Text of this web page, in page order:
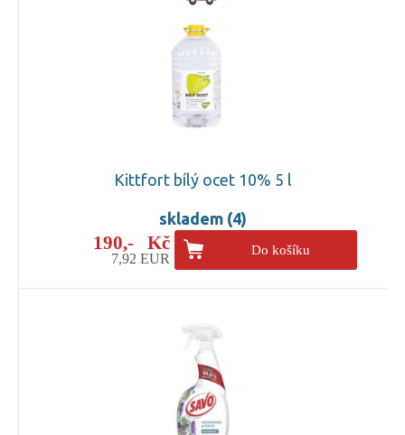
Kittfort bílý ocet 10% 5 l
skladem (4)
190,- Kč
7,92 EUR
Do košíku